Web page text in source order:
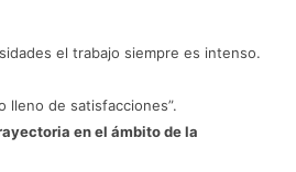
el trabajo siempre es intenso.
lleno de satisfacciones”.
en el ámbito de la